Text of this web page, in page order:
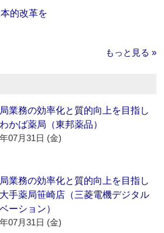
的改革を
もっと見る »
局業務の効率化と質的向上を目指し
かば薬局（東邦薬品）
07月31日 (金)
局業務の効率化と質的向上を目指し
手薬局笹崎店（三菱電機デジタル
ーション）
07月31日 (金)